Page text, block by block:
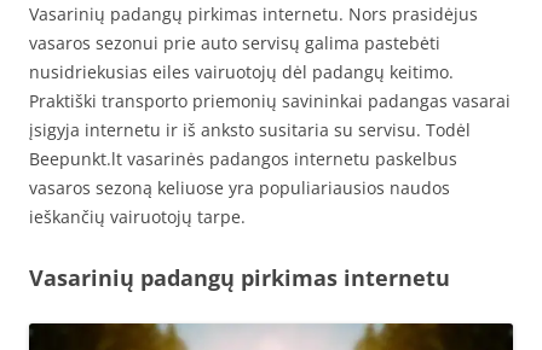
Vasarinių padangų pirkimas internetu. Nors prasidėjus
vasaros sezonui prie auto servisų galima pastebėti
nusidriekusias eiles vairuotojų dėl padangų keitimo.
Praktiški transporto priemonių savininkai padangas vasarai
įsigyja internetu ir iš anksto susitaria su servisu. Todėl
Beepunkt.lt vasarinės padangos internetu paskelbus
vasaros sezoną keliuose yra populiariausios naudos
ieškančių vairuotojų tarpe.
Vasarinių padangų pirkimas internetu